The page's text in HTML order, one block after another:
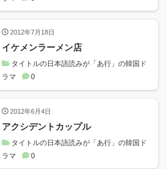
2012年7月18日
イケメンラーメン店
タイトルの日本語読みが「あ行」の韓国ド
ラマ
0
2012年6月4日
アクシデントカップル
タイトルの日本語読みが「あ行」の韓国ド
ラマ
0